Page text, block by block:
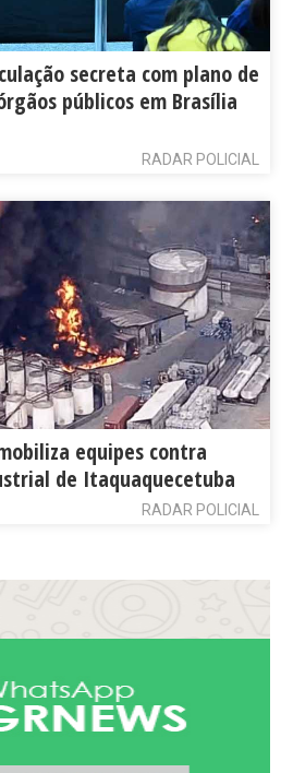
secreta com plano de
públicos em Brasília
RADAR POLICIAL
equipes contra
de Itaquaquecetuba
RADAR POLICIAL